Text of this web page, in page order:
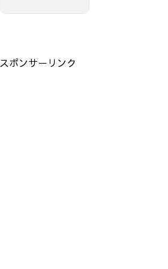
スポンサーリンク